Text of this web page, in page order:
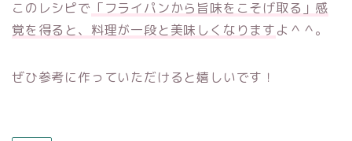
このレシピで 「フライパンから旨味をこそげ取る」感
覚を得ると、料理が一段と美味しくなりますよ＾＾。
ぜひ参考に作っていただけると嬉しいです！